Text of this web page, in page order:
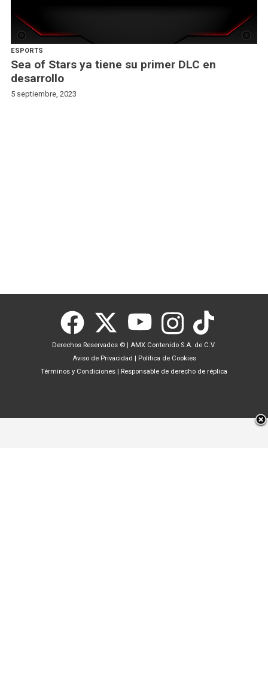
ESPORTS
Sea of Stars ya tiene su primer DLC en
desarrollo
5 septiembre, 2023
Derechos Reservados © | AMX Contenido S.A. de C.V.
Aviso de Privacidad | Política de Cookies
Términos y Condiciones | Responsable de derecho de réplica